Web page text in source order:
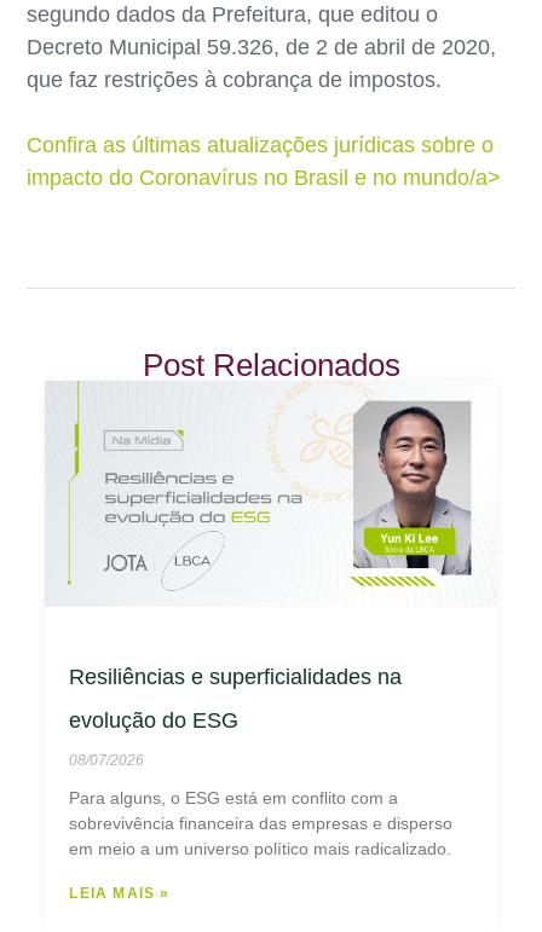
segundo dados da Prefeitura, que editou o
Decreto Municipal 59.326, de 2 de abril de 2020,
que faz restrições à cobrança de impostos.
Confira as últimas atualizações jurídicas sobre o
impacto do Coronavírus no Brasil e no mundo/a>
Post Relacionados
Resiliências e superficialidades na
evolução do ESG
08/07/2026
Para alguns, o ESG está em conflito com a
sobrevivência financeira das empresas e disperso
em meio a um universo político mais radicalizado.
LEIA MAIS »